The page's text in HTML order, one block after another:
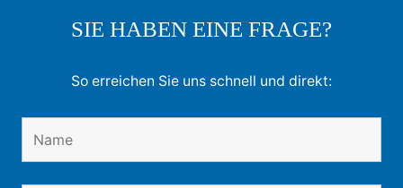
SIE HABEN EINE FRAGE?
So erreichen Sie uns schnell und direkt: